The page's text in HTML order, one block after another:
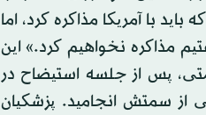
با آمریکا مذاکره کرد، اما
مذاکره نخواهیم کرد.» این
پس از جلسه استیضاح در
از سمتش انجامید. پزشکیان